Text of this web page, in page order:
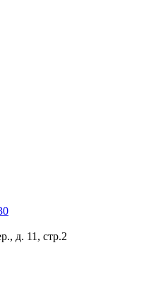
д. 11, стр.2